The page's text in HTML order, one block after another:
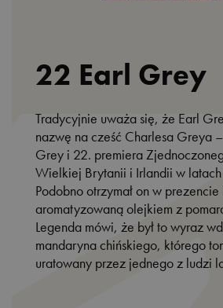
22 Earl Grey
Tradycyjnie uważa się, że Earl
nazwę na cześć Charlesa Greya
Grey i 22. premiera
Wielkiej Brytanii i Irlandii w
Podobno otrzymał on w
aromatyzowaną olejkiem z
Legenda mówi, że był to wyraz
mandaryna chińskiego, którego
uratowany przez jednego z ludzi